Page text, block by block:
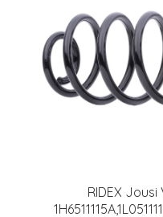
RIDEX Jousi